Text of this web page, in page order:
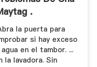
.
la puerta para
si hay exceso
en el tambor. ...
la lavadora. Sin